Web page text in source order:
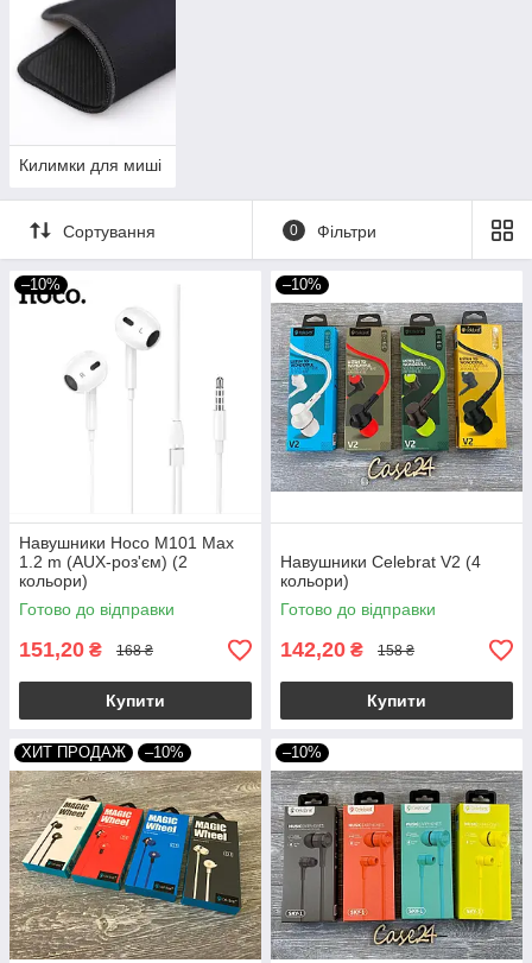
Килимки для миші
Сортування 0 Фільтри
–10%
Навушники Hoco M101 Max
1.2 m (AUX-роз'єм) (2
кольори)
Готово до відправки
151,20 ₴ 168 ₴
Купити
–10%
Навушники Celebrat V2 (4
кольори)
Готово до відправки
142,20 ₴ 158 ₴
Купити
ХИТ ПРОДАЖ –10% –10%